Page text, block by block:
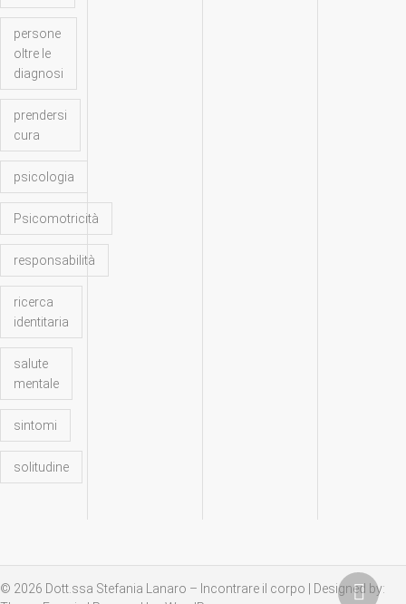
persone
oltre le
diagnosi
prendersi
cura
psicologia
Psicomotricità
responsabilità
ricerca
identitaria
salute
mentale
sintomi
solitudine
© 2026 Dott.ssa Stefania Lanaro – Incontrare il corpo | Designed by: